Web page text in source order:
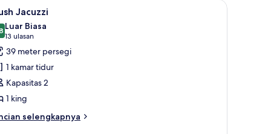
Plush Jacuzzi | Pemandangan dari kamar
5 Jacuzzi
dari 10
Luar Biasa
13 ulasan
(13
ulasan)
39 meter persegi
1 kamar tidur
Kapasitas 2
1 king
selengkapnya